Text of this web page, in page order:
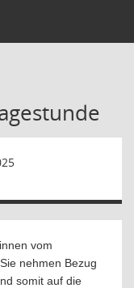
vom
nehmen Bezug
somit auf die